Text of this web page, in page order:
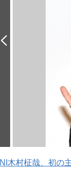
INI木村柾哉、初